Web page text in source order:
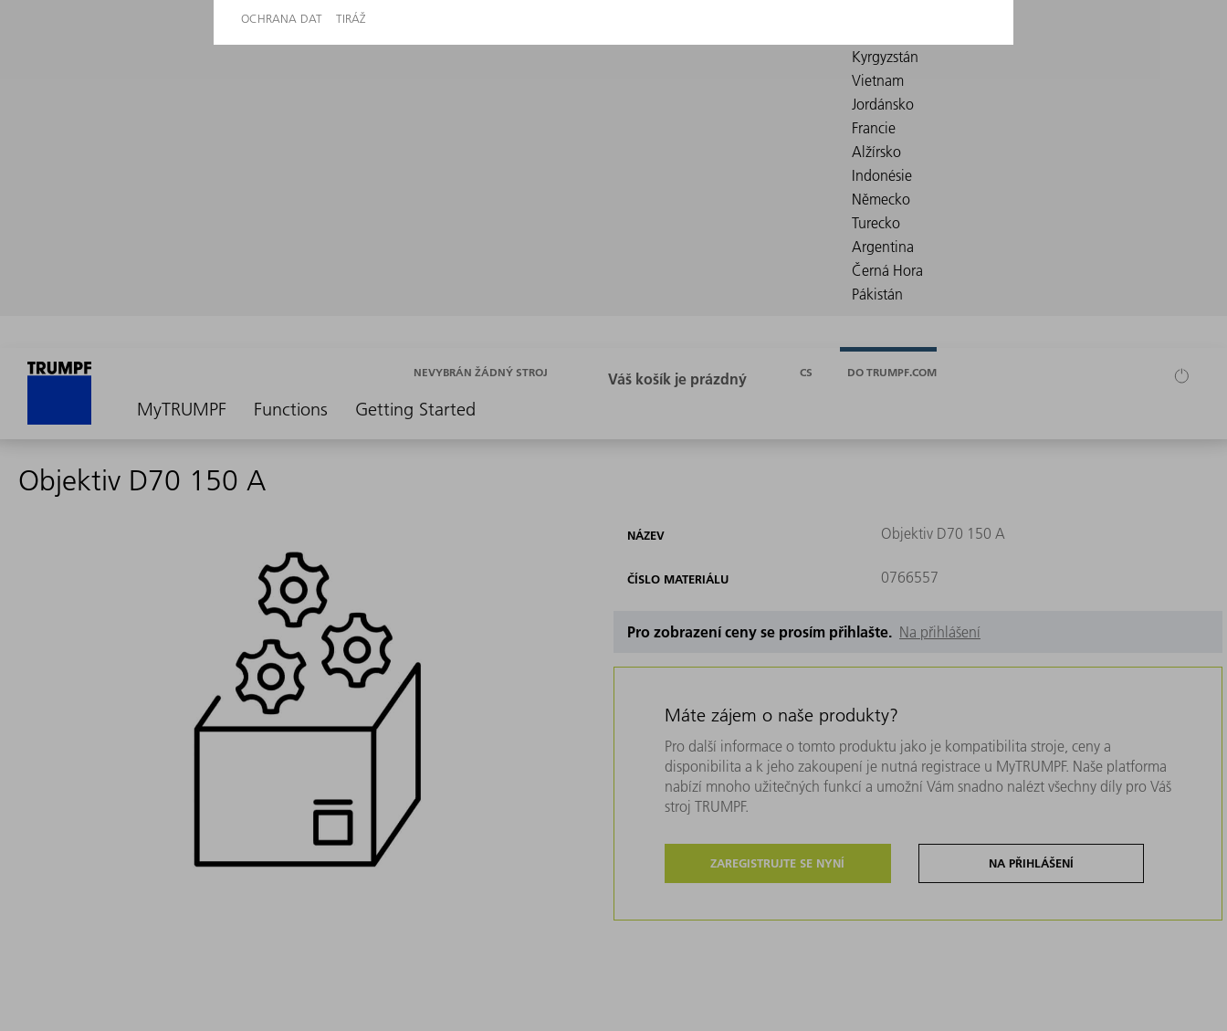
MyTRUMPF Functions Getting Started
NEVYBRÁN ŽÁDNÝ STROJ CS DO TRUMPF.COM
Objektiv D70 150 A
NÁZEV Objektiv D70 150 A
ČÍSLO MATERIÁLU 0766557
Pro zobrazení ceny se prosím přihlašte. Na přihlášení
Máte zájem o naše produkty?
Pro další informace o tomto produktu jako je kompatibilita stroje, ceny a
disponibilita a k jeho zakoupení je nutná registrace u MyTRUMPF. Naše platforma
nabízí mnoho užitečných funkcí a umožní Vám snadno nalézt všechny díly pro Váš
stroj TRUMPF.
ZAREGISTRUJTE SE NYNÍ NA PŘIHLÁŠENÍ